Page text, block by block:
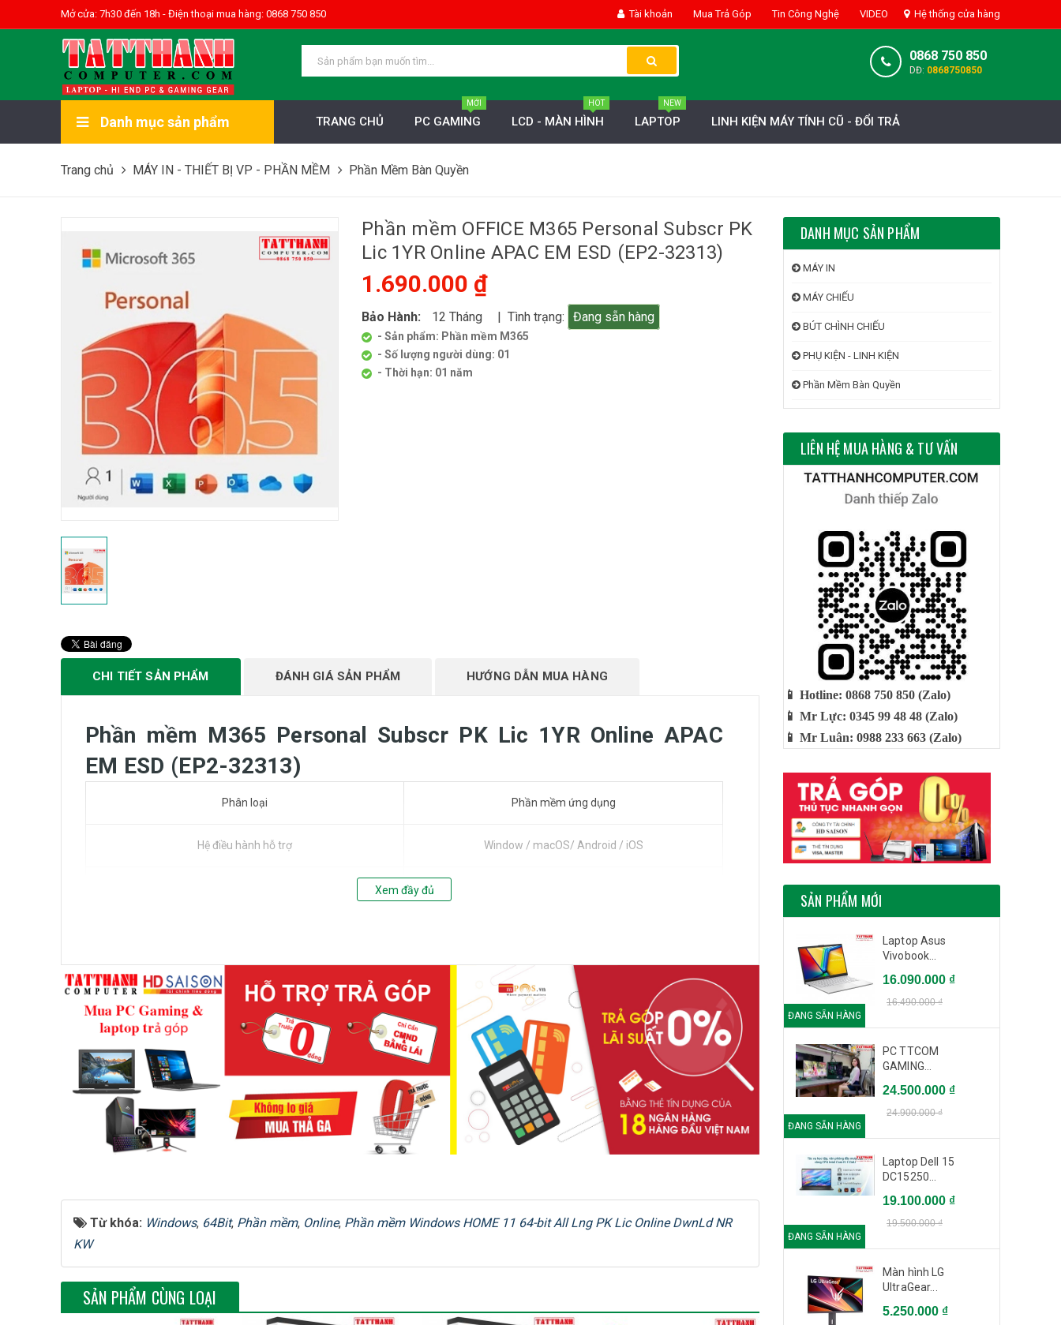
Mở cửa: 7h30 đến 18h - Điện thoại mua hàng: 0868 750 850 Tài khoản Mua Trả Góp Tin Công Nghệ VIDEO Hệ thống cửa hàng
0868 750 850
DĐ: 0868750850
Danh mục sản phẩm TRANG CHỦ PC GAMING
MỚI
LCD - MÀN HÌNH
HOT
LAPTOP
NEW
LINH KIỆN MÁY TÍNH CŨ - ĐỔI TRẢ
Trang chủ MÁY IN - THIẾT BỊ VP - PHẦN MỀM Phần Mềm Bàn Quyền
Phần mềm OFFICE M365 Personal Subscr PK
Lic 1YR Online APAC EM ESD (EP2-32313)
1.690.000 ₫
Bảo Hành: 12 Tháng | Tình trạng: Đang sẵn hàng
- Sản phẩm: Phần mềm M365
- Số lượng người dùng: 01
- Thời hạn: 01 năm
CHI TIẾT SẢN PHẨM ĐÁNH GIÁ SẢN PHẨM HƯỚNG DẪN MUA HÀNG
Phần mềm M365 Personal Subscr PK Lic 1YR Online APAC
EM ESD (EP2-32313)
Phân loại Phần mềm ứng dụng
Hệ điều hành hỗ trợ Window / macOS/ Android / iOS
Gói thuê bao cho 1 người dùng. - Dung lượng lưu trữ đám
Thời hạn sử dụng 12 tháng
Xem đầy đủ
Từ khóa: Windows, 64Bit, Phần mềm, Online, Phần mềm Windows HOME 11 64-bit All Lng PK Lic Online DwnLd NR
KW
SẢN PHẨM CÙNG LOẠI
DANH MỤC SẢN PHẨM
MÁY IN
MÁY CHIẾU
BÚT CHÌNH CHIẾU
PHỤ KIỆN - LINH KIỆN
Phần Mềm Bàn Quyền
LIÊN HỆ MUA HÀNG & TƯ VẤN
📱 Hotline: 0868 750 850 (Zalo)
📱 Mr Lực: 0345 99 48 48 (Zalo)
📱 Mr Luân: 0988 233 663 (Zalo)
SẢN PHẨM MỚI
ĐANG SẴN HÀNG
Laptop Asus
Vivobook...
16.090.000 ₫
16.490.000 ₫
ĐANG SẴN HÀNG
PC TTCOM
GAMING...
24.500.000 ₫
24.900.000 ₫
ĐANG SẴN HÀNG
Laptop Dell 15
DC15250...
19.100.000 ₫
19.500.000 ₫
Màn hình LG
UltraGear...
5.250.000 ₫